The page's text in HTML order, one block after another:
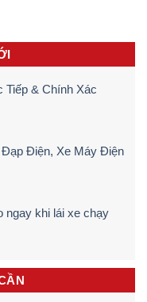
& Chính Xác
Điện, Xe Máy Điện
ngay khi lái xe chạy